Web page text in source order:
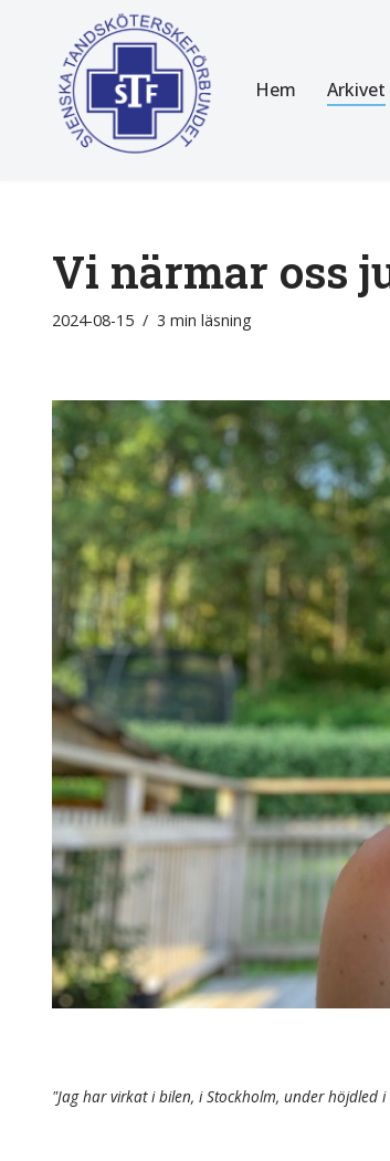
Hoppa
innehåll
Hem Arkivet
FÖR MEDLEMMAR
Medlemserbjudanden
Utbildning
Kurser
Skolinformatörer
Ansvarsområden
Tandvård mot Tobak
Vi närmar oss
2024-08-15 3 min läsning
"Jag har virkat i bilen, i Stockholm, under